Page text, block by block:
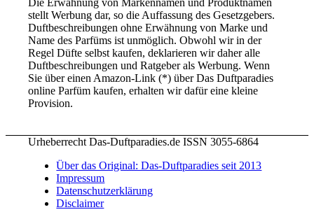
Die Erwähnung von Markennamen und Produktnamen
stellt Werbung dar, so die Auffassung des Gesetzgebers.
Duftbeschreibungen ohne Erwähnung von Marke und
Name des Parfüms ist unmöglich. Obwohl wir in der
Regel Düfte selbst kaufen, deklarieren wir daher alle
Duftbeschreibungen und Ratgeber als Werbung. Wenn
Sie über einen Amazon-Link (*) über Das Duftparadies
online Parfüm kaufen, erhalten wir dafür eine kleine
Provision.
Urheberrecht Das-Duftparadies.de ISSN 3055-6864
Über das Original: Das-Duftparadies seit 2013
Impressum
Datenschutzerklärung
Disclaimer